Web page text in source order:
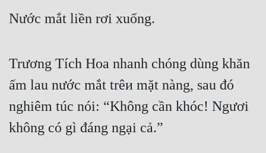
Nước mắt liền rơi xuống.
Trương Tích Hoa nhanh chóng dùng khăn
ấm lau nước mắt trêи mặt nàng, sau đó
nghiêm túc nói: “Không cần khóc! Ngươi
không có gì đáng ngại cả.”